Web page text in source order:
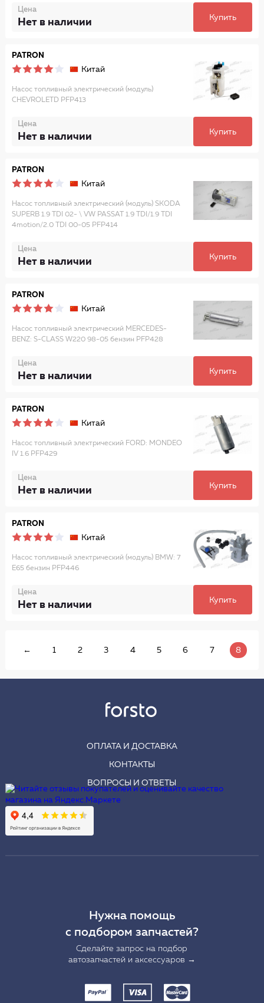
Цена
Нет в наличии Купить
PATRON
Китай
Насос топливный электрический (модуль)
CHEVROLETD PFP413
Цена
Нет в наличии Купить
PATRON
Китай
Насос топливный электрический (модуль) SKODA
SUPERB 1.9 TDI 02- \ VW PASSAT 1.9 TDI/1.9 TDI
4motion/2.0 TDI 00-05 PFP414
Цена
Нет в наличии Купить
PATRON
Китай
Насос топливный электрический MERCEDES-
BENZ: S-CLASS W220 98-05 бензин PFP428
Цена
Нет в наличии Купить
PATRON
Китай
Насос топливный электрический FORD: MONDEO
IV 1.6 PFP429
Цена
Нет в наличии Купить
PATRON
Китай
Насос топливный электрический (модуль) BMW: 7
E65 бензин PFP446
Цена
Нет в наличии Купить
← 1 2 3 4 5 6 7 8
ОПЛАТА И ДОСТАВКА
КОНТАКТЫ
ВОПРОСЫ И ОТВЕТЫ
Нужна помощь
с подбором запчастей?
Сделайте запрос на подбор
автозапчастей и аксессуаров →